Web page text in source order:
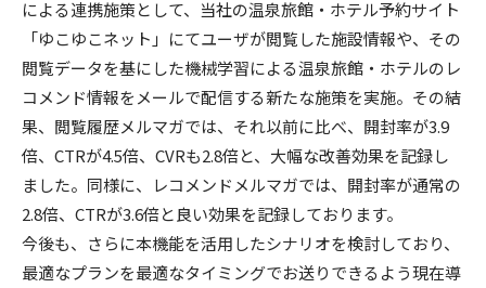
による連携施策として、当社の温泉旅館・ホテル予約サイト
「ゆこゆこネット」にてユーザが閲覧した施設情報や、その
閲覧データを基にした機械学習による温泉旅館・ホテルのレ
コメンド情報をメールで配信する新たな施策を実施。その結
果、閲覧履歴メルマガでは、それ以前に比べ、開封率が3.9
倍、CTRが4.5倍、CVRも2.8倍と、大幅な改善効果を記録し
ました。同様に、レコメンドメルマガでは、開封率が通常の
2.8倍、CTRが3.6倍と良い効果を記録しております。
今後も、さらに本機能を活用したシナリオを検討しており、
最適なプランを最適なタイミングでお送りできるよう現在導